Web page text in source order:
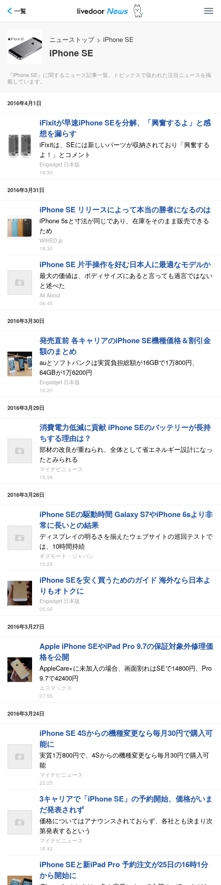
一覧
ニューストップ > iPhone SE
iPhone SE
『iPhone SE』に関するニュース記事一覧。トピックスで扱われた注目ニュースを掲
載しています。
2016年4月1日
iFixitが早速iPhone SEを分解、「興奮するよ」と感
想を漏らす
iFixitは、SEには新しいパーツが収納されており「興奮する
よ！」とコメント
Engadget 日本版
16:30
2016年3月31日
iPhone SE リリースによって本当の勝者になるのは
iPhone 5sと寸法が同じであり、在庫をそのまま販売できる
ため
WIRED.jp
18:30
iPhone SE 片手操作を好む日本人に最適なモデルか
最大の価値は、ボディサイズにあると言っても過言ではない
と述べた
All About
06:45
2016年3月30日
発売直前 各キャリアのiPhone SE機種価格＆割引金
額のまとめ
auとソフトバンクは実質負担総額が16GBで1万800円、
64GBが1万6200円
Engadget 日本版
10:20
2016年3月29日
消費電力低減に貢献 iPhone SEのバッテリーが長持
ちする理由は？
部材の改良が重ねられ、全体として省エネルギー設計になっ
たとみられる
マイナビニュース
15:56
2016年3月28日
iPhone SEの駆動時間 Galaxy S7やiPhone 6sより非
常に長いとの結果
ディスプレイの明るさを揃えたウェブサイトの巡回テストで
は、10時間持続
ギズモード・ジャパン
10:25
iPhone SEを安く買うためのガイド 海外なら日本よ
りもオトクに
Engadget 日本版
05:00
2016年3月27日
Apple iPhone SEやiPad Pro 9.7の保証対象外修理価
格を公開
AppleCare+に未加入の場合、画面割れはSEで14800円、Pro
9.7で42400円
エスマックス
07:55
2016年3月24日
iPhone SE 4Sからの機種変更なら毎月30円で購入可
能に
実質1万800円で、4Sからの機種変更なら毎月30円で購入可
能
マイナビニュース
22:25
3キャリアで「iPhone SE」の予約開始、価格がいま
だ発表されず
価格についてはアナウンスされておらず、各社とも決まり次
第発表するという
マイナビニュース
18:42
iPhone SEと新iPad Pro 予約注文が25日の16時1分
から開始に